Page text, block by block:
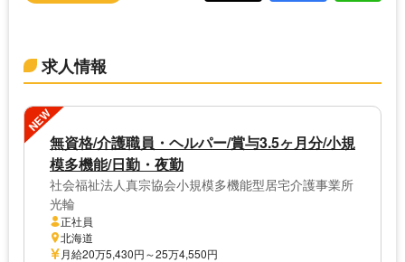
求人情報
NEW
無資格/介護職員・ヘルパー/賞与3.5ヶ月分/小規
模多機能/日勤・夜勤
社会福祉法人真宗協会小規模多機能型居宅介護事業所
光輪
正社員
北海道
月給20万5,430円～25万4,550円